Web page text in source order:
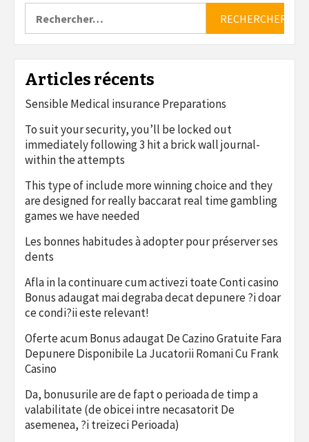
Articles récents
Sensible Medical insurance Preparations
To suit your security, you’ll be locked out
immediately following 3 hit a brick wall journal-
within the attempts
This type of include more winning choice and they
are designed for really baccarat real time gambling
games we have needed
Les bonnes habitudes à adopter pour préserver ses
dents
Afla in la continuare cum activezi toate Conti casino
Bonus adaugat mai degraba decat depunere ?i doar
ce condi?ii este relevant!
Oferte acum Bonus adaugat De Cazino Gratuite Fara
Depunere Disponibile La Jucatorii Romani Cu Frank
Casino
Da, bonusurile are de fapt o perioada de timp a
valabilitate (de obicei intre necasatorit De
asemenea, ?i treizeci Perioada)